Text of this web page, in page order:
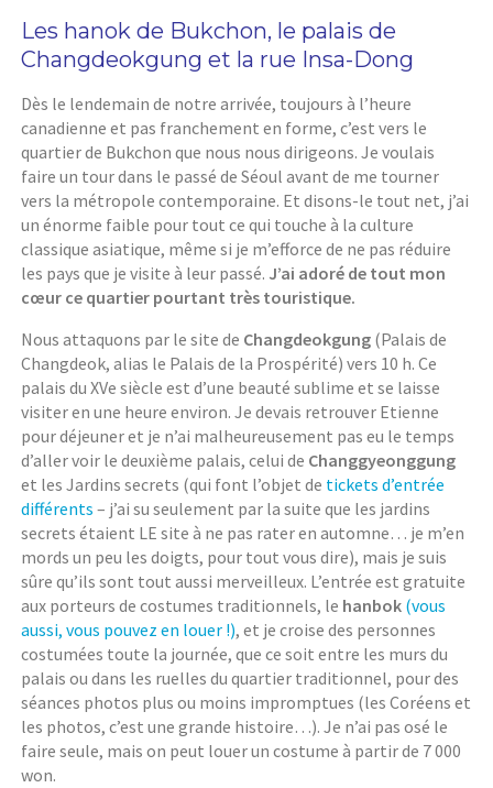
Les hanok de Bukchon, le palais de
Changdeokgung et la rue Insa-Dong
Dès le lendemain de notre arrivée, toujours à l’heure
canadienne et pas franchement en forme, c’est vers le
quartier de Bukchon que nous nous dirigeons. Je voulais
faire un tour dans le passé de Séoul avant de me tourner
vers la métropole contemporaine. Et disons-le tout net, j’ai
un énorme faible pour tout ce qui touche à la culture
classique asiatique, même si je m’efforce de ne pas réduire
les pays que je visite à leur passé. J’ai adoré de tout mon
cœur ce quartier pourtant très touristique.
Nous attaquons par le site de Changdeokgung (Palais de
Changdeok, alias le Palais de la Prospérité) vers 10 h. Ce
palais du XVe siècle est d’une beauté sublime et se laisse
visiter en une heure environ. Je devais retrouver Etienne
pour déjeuner et je n’ai malheureusement pas eu le temps
d’aller voir le deuxième palais, celui de Changgyeonggung
et les Jardins secrets (qui font l’objet de tickets d’entrée
différents – j’ai su seulement par la suite que les jardins
secrets étaient LE site à ne pas rater en automne… je m’en
mords un peu les doigts, pour tout vous dire), mais je suis
sûre qu’ils sont tout aussi merveilleux. L’entrée est gratuite
aux porteurs de costumes traditionnels, le hanbok (vous
aussi, vous pouvez en louer !), et je croise des personnes
costumées toute la journée, que ce soit entre les murs du
palais ou dans les ruelles du quartier traditionnel, pour des
séances photos plus ou moins impromptues (les Coréens et
les photos, c’est une grande histoire…). Je n’ai pas osé le
faire seule, mais on peut louer un costume à partir de 7 000
won.